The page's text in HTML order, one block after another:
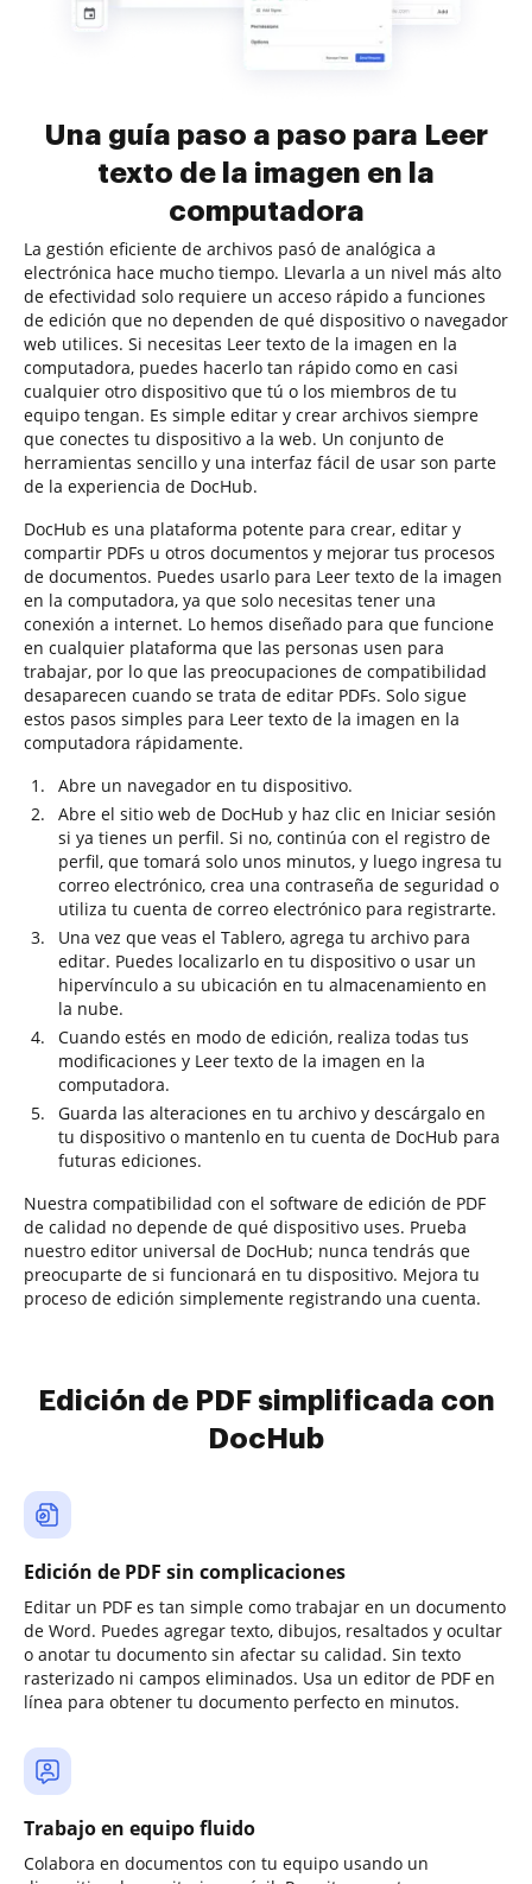
Una guía paso a paso para Leer
texto de la imagen en la
computadora
La gestión eficiente de archivos pasó de analógica a
electrónica hace mucho tiempo. Llevarla a un nivel más alto
de efectividad solo requiere un acceso rápido a funciones
de edición que no dependen de qué dispositivo o navegador
web utilices. Si necesitas Leer texto de la imagen en la
computadora, puedes hacerlo tan rápido como en casi
cualquier otro dispositivo que tú o los miembros de tu
equipo tengan. Es simple editar y crear archivos siempre
que conectes tu dispositivo a la web. Un conjunto de
herramientas sencillo y una interfaz fácil de usar son parte
de la experiencia de DocHub.
DocHub es una plataforma potente para crear, editar y
compartir PDFs u otros documentos y mejorar tus procesos
de documentos. Puedes usarlo para Leer texto de la imagen
en la computadora, ya que solo necesitas tener una
conexión a internet. Lo hemos diseñado para que funcione
en cualquier plataforma que las personas usen para
trabajar, por lo que las preocupaciones de compatibilidad
desaparecen cuando se trata de editar PDFs. Solo sigue
estos pasos simples para Leer texto de la imagen en la
computadora rápidamente.
Abre un navegador en tu dispositivo.
Abre el sitio web de DocHub y haz clic en Iniciar sesión
si ya tienes un perfil. Si no, continúa con el registro de
perfil, que tomará solo unos minutos, y luego ingresa tu
correo electrónico, crea una contraseña de seguridad o
utiliza tu cuenta de correo electrónico para registrarte.
Una vez que veas el Tablero, agrega tu archivo para
editar. Puedes localizarlo en tu dispositivo o usar un
hipervínculo a su ubicación en tu almacenamiento en
la nube.
Cuando estés en modo de edición, realiza todas tus
modificaciones y Leer texto de la imagen en la
computadora.
Guarda las alteraciones en tu archivo y descárgalo en
tu dispositivo o mantenlo en tu cuenta de DocHub para
futuras ediciones.
Nuestra compatibilidad con el software de edición de PDF
de calidad no depende de qué dispositivo uses. Prueba
nuestro editor universal de DocHub; nunca tendrás que
preocuparte de si funcionará en tu dispositivo. Mejora tu
proceso de edición simplemente registrando una cuenta.
Edición de PDF simplificada con
DocHub
Edición de PDF sin complicaciones
Editar un PDF es tan simple como trabajar en un documento
de Word. Puedes agregar texto, dibujos, resaltados y ocultar
o anotar tu documento sin afectar su calidad. Sin texto
rasterizado ni campos eliminados. Usa un editor de PDF en
línea para obtener tu documento perfecto en minutos.
Trabajo en equipo fluido
Colabora en documentos con tu equipo usando un